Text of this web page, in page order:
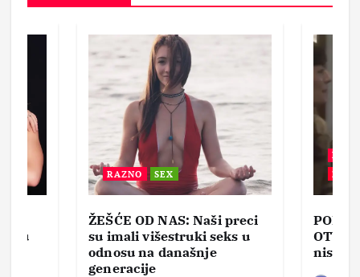
u
RAZNO SEX
ŽEŠĆE OD NAS: Naši preci
su imali višestruki seks u
odnosu na današnje
generacije
BEZ
nisam